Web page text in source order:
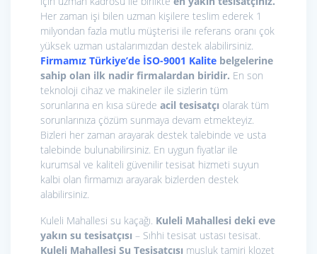
Her zaman işi bilen uzman kişilere teslim ederek 1
milyondan fazla mutlu müşterisi ile referans oranı çok
yüksek uzman ustalarımızdan destek alabilirsiniz.
Firmamız Türkiye’de İSO-9001 Kalite belgelerine
sahip olan ilk nadir firmalardan biridir. En son
teknoloji cihaz ve makineler ile sizlerin tüm
sorunlarına en kısa sürede acil tesisatçı olarak tüm
sorunlarınıza çözüm sunmaya devam etmekteyiz.
Bizleri her zaman arayarak destek talebinde ve usta
talebinde bulunabilirsiniz. En uygun fiyatlar ile
kurumsal ve kaliteli güvenilir tesisat hizmeti suyun
kalbi olan firmamızı arayarak bizlerden destek
alabilirsiniz.
Kuleli Mahallesi su kaçağı. Kuleli Mahallesi deki eve
yakın su tesisatçısı – Sıhhi tesisat ustası tesisat.
Kuleli Mahallesi Su Tesisatçısı musluk tamiri klozet